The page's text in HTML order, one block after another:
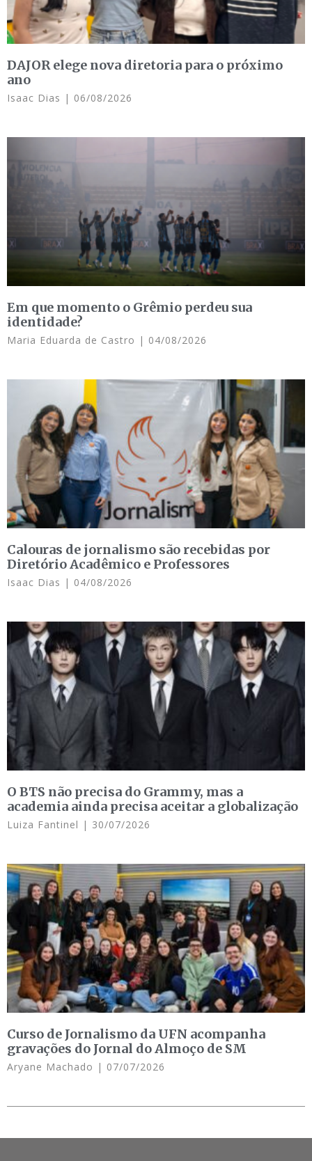
DAJOR elege nova diretoria para o próximo
ano
Isaac Dias 06/08/2026
Em que momento o Grêmio perdeu sua
identidade?
Maria Eduarda de Castro 04/08/2026
Calouras de jornalismo são recebidas por
Diretório Acadêmico e Professores
Isaac Dias 04/08/2026
O BTS não precisa do Grammy, mas a
academia ainda precisa aceitar a globalização
Luiza Fantinel 30/07/2026
Curso de Jornalismo da UFN acompanha
gravações do Jornal do Almoço de SM
Aryane Machado 07/07/2026